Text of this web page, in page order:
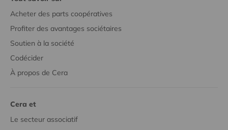
Acheter des parts coopératives
Profiter des avantages sociétaires
Soutien à la société
Codécider
À propos de Cera
Cera et
Le secteur associatif